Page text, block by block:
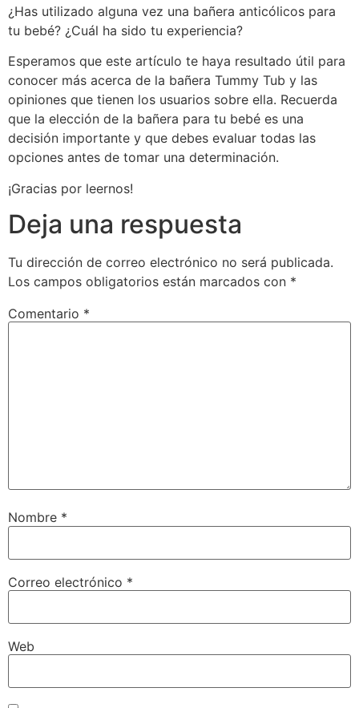
¿Has utilizado alguna vez una bañera anticólicos para
tu bebé? ¿Cuál ha sido tu experiencia?
Esperamos que este artículo te haya resultado útil para
conocer más acerca de la bañera Tummy Tub y las
opiniones que tienen los usuarios sobre ella. Recuerda
que la elección de la bañera para tu bebé es una
decisión importante y que debes evaluar todas las
opciones antes de tomar una determinación.
¡Gracias por leernos!
Deja una respuesta
Tu dirección de correo electrónico no será publicada.
Los campos obligatorios están marcados con *
Comentario *
Nombre *
Correo electrónico *
Web